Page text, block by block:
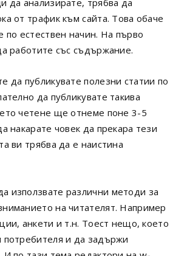
от трафик към сайта. Това обаче
по естествен начин. На първо
работите със съдържание.
да публикувате полезни статии по
да публикувате такива
четене ще отнеме поне 3-5
накарате човек да прекара тези
ви трябва да е наистина
използвате различни методи за
на читателят. Например
анкети и т.н. Тоест нещо, което
потребителя и да задържи